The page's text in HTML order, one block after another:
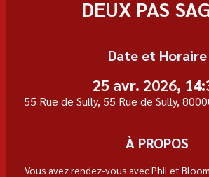
DEUX PAS
Date et Horaire
25 avr. 2026,
55 Rue de Sully, 55 Rue de Sully,
À PROPOS
Vous avez rendez-vous avec Phil et